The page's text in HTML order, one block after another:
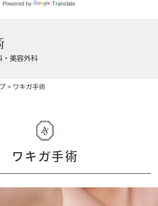
Powered by Translate
・美容外科
> ワキガ手術
ワキガ手術